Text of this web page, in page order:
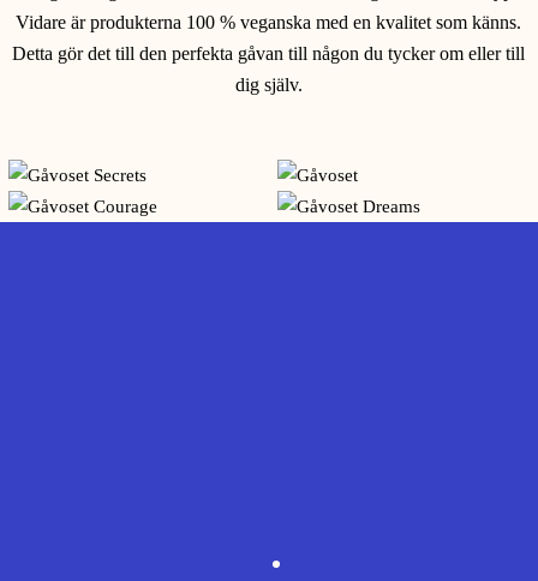
Vidare är produkterna 100 % veganska med en kvalitet som känns.
Detta gör det till den perfekta gåvan till någon du tycker om eller till
dig själv.
Perfektion.